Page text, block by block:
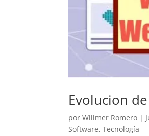
Evolucion
porWillmer Romero |
Software,Tecnología